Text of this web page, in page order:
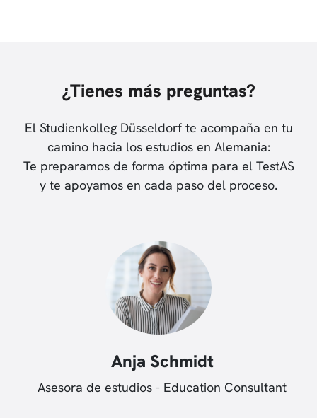
¿Tienes más preguntas?
El Studienkolleg Düsseldorf te acompaña en tu
camino hacia los estudios en Alemania:
Te preparamos de forma óptima para el TestAS
y te apoyamos en cada paso del proceso.
Anja Schmidt
Asesora de estudios - Education Consultant